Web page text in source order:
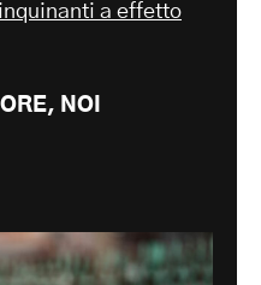
a effetto
NOI